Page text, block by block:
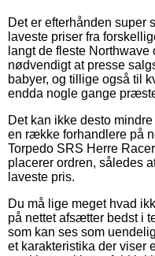
Det er efterhånden super
laveste priser fra
langt de fleste
nødvendigt at presse
babyer, og tillige også til
endda nogle gange
Det kan ikke desto
en række forhandlere på
Torpedo SRS Herre
placerer ordren, således
laveste pris.
Du må lige meget hvad
på nettet afsætter bedst i
som kan ses som
et karakteristika der viser